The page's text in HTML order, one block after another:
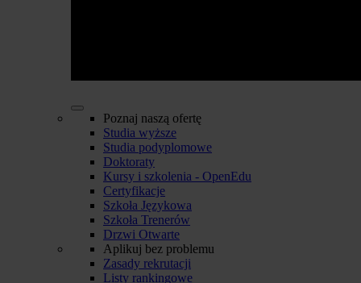
Poznaj naszą ofertę
Studia wyższe
Studia podyplomowe
Doktoraty
Kursy i szkolenia - OpenEdu
Certyfikacje
Szkoła Językowa
Szkoła Trenerów
Drzwi Otwarte
Aplikuj bez problemu
Zasady rekrutacji
Listy rankingowe